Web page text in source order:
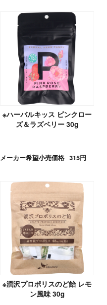
※ハーバルキッス ピンクロー
ズ＆ラズベリー 30g
メーカー希望小売価格 315円
※潤沢プロポリスのど飴 レモ
ン風味 30g